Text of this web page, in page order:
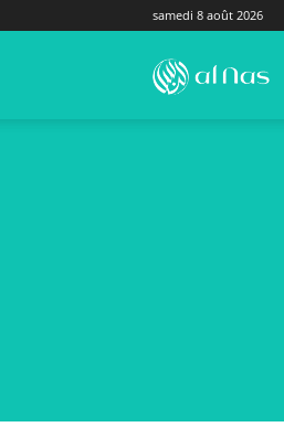
samedi 8 août 2026